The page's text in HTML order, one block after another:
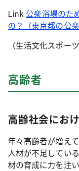
Link 公衆浴場のた
の？（東京都の公
（生活文化スポーツ
高齢者
高齢社会にお
年々高齢者が増え
人材が不足してい
材の育成に力を注